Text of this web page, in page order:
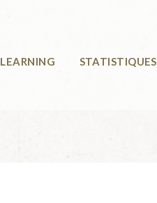
STATISTIQUES